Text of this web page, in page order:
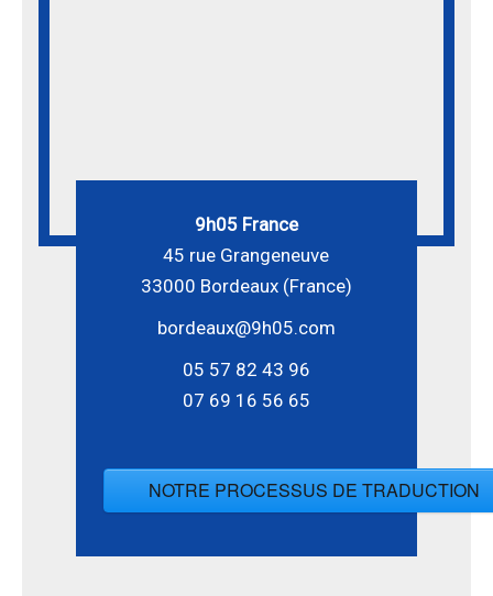
9h05 France
45 rue Grangeneuve
33000 Bordeaux (France)
bordeaux@9h05.com
05 57 82 43 96
07 69 16 56 65
NOTRE PROCESSUS DE TRADUCTION